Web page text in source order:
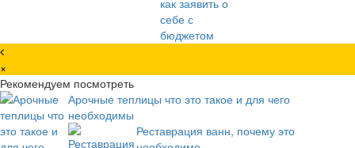
×
Рекомендуем посмотреть
Арочные теплицы что это такое и для чего
необходимы
Реставрация ванн, почему это